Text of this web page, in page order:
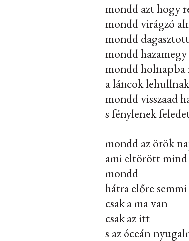
mondd azt hogy
mondd virágzó
mondd
mondd
mondd holnapba
a láncok
mondd visszaad
s fénylenek
mondd az örök
ami eltörött mind
mondd
hátra előre
csak a ma van
csak az itt
s az óceán